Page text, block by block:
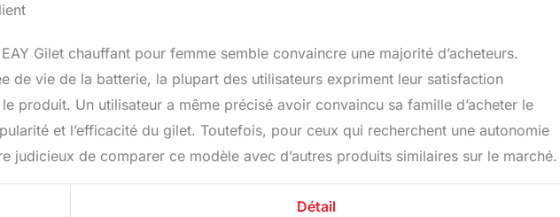
Gilet chauffant pour femme semble convaincre une majorité d’acheteurs.
de vie de la batterie, la plupart des utilisateurs expriment leur satisfaction
produit. Un utilisateur a même précisé avoir convaincu sa famille d’acheter le
et l’efficacité du gilet. Toutefois, pour ceux qui recherchent une autonomie
judicieux de comparer ce modèle avec d’autres produits similaires sur le marché.
Détail